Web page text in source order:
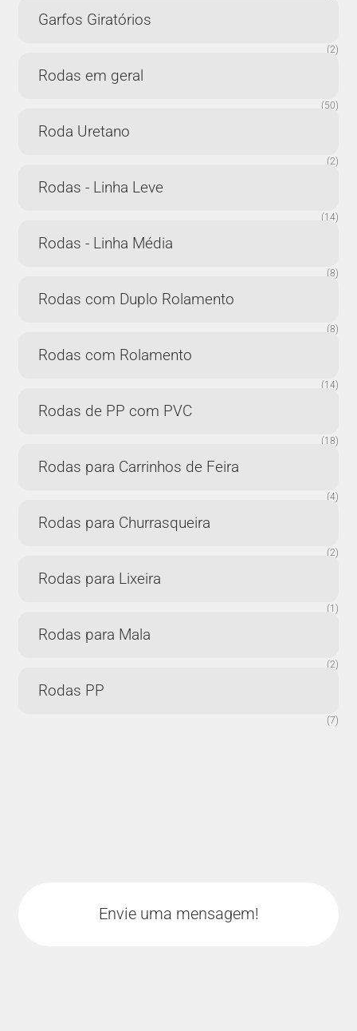
Garfos Giratórios
(2)
Rodas em geral
(50)
Roda Uretano
(2)
Rodas - Linha Leve
(14)
Rodas - Linha Média
(8)
Rodas com Duplo Rolamento
(8)
Rodas com Rolamento
(14)
Rodas de PP com PVC
(18)
Rodas para Carrinhos de Feira
(4)
Rodas para Churrasqueira
(2)
Rodas para Lixeira
(1)
Rodas para Mala
(2)
Rodas PP
(7)
Envie uma mensagem!